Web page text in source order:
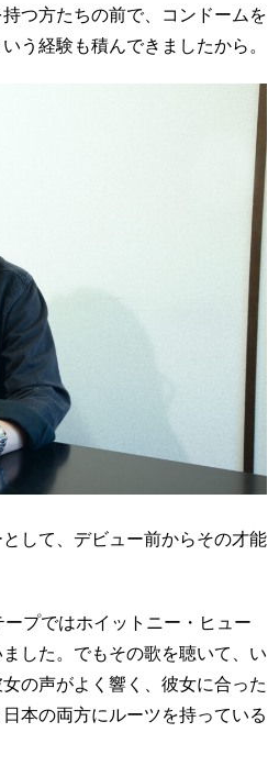
つ方たちの前で、コンドームを
う経験も積んできましたから。
して、デビュー前からその才能
プではホイットニー・ヒュー
した。でもその歌を聴いて、い
の声がよく響く、彼女に合った
本の両方にルーツを持っている